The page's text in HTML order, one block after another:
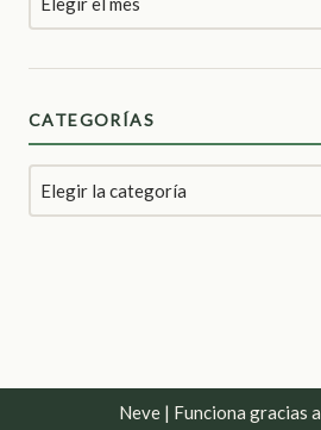
CATEGORÍAS
Neve| Funciona gracias a